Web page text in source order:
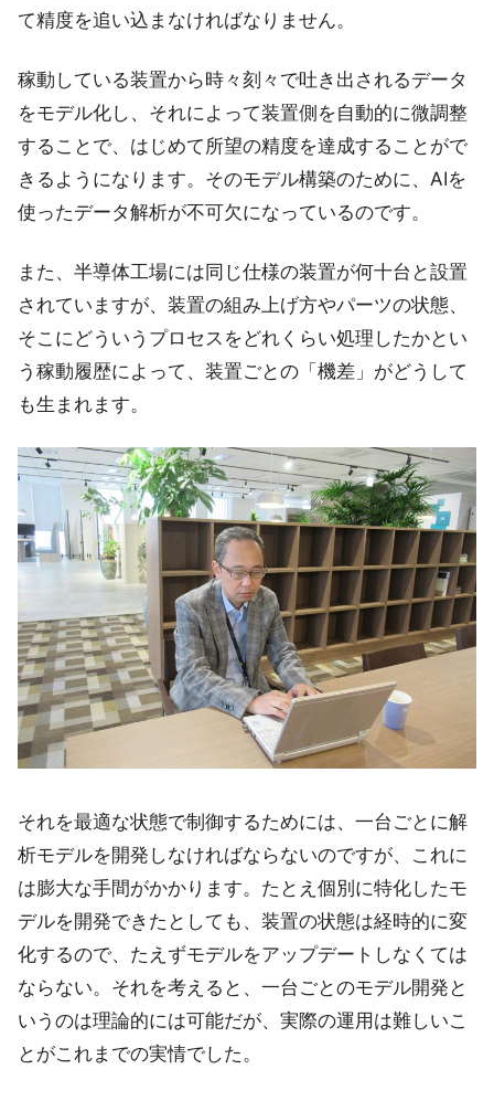
て精度を追い込まなければなりません。
稼動している装置から時々刻々で吐き出されるデータ
をモデル化し、それによって装置側を自動的に微調整
することで、はじめて所望の精度を達成することがで
きるようになります。そのモデル構築のために、AIを
使ったデータ解析が不可欠になっているのです。
また、半導体工場には同じ仕様の装置が何十台と設置
されていますが、装置の組み上げ方やパーツの状態、
そこにどういうプロセスをどれくらい処理したかとい
う稼動履歴によって、装置ごとの「機差」がどうして
も生まれます。
それを最適な状態で制御するためには、一台ごとに解
析モデルを開発しなければならないのですが、これに
は膨大な手間がかかります。たとえ個別に特化したモ
デルを開発できたとしても、装置の状態は経時的に変
化するので、たえずモデルをアップデートしなくては
ならない。それを考えると、一台ごとのモデル開発と
いうのは理論的には可能だが、実際の運用は難しいこ
とがこれまでの実情でした。